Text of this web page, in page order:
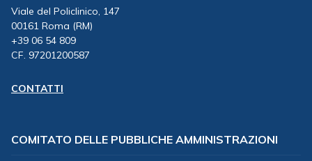
Viale del Policlinico, 147
00161 Roma (RM)
+39 06 54 809
CF. 97201200587
CONTATTI
COMITATO DELLE PUBBLICHE AMMINISTRAZIONI